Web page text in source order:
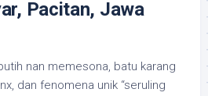
Pacitan, Jawa
nan memesona, batu karang
dan fenomena unik “seruling